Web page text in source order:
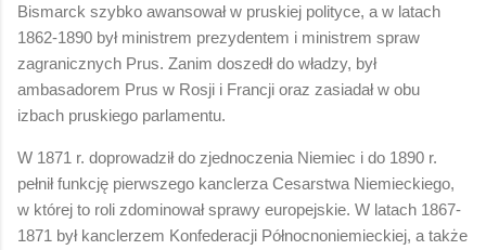
Bismarck szybko awansował w pruskiej polityce, a w latach
1862-1890 był ministrem prezydentem i ministrem spraw
zagranicznych Prus. Zanim doszedł do władzy, był
ambasadorem Prus w Rosji i Francji oraz zasiadał w obu
izbach pruskiego parlamentu.
W 1871 r. doprowadził do zjednoczenia Niemiec i do 1890 r.
pełnił funkcję pierwszego kanclerza Cesarstwa Niemieckiego,
w której to roli zdominował sprawy europejskie. W latach 1867-
1871 był kanclerzem Konfederacji Północnoniemieckiej, a także